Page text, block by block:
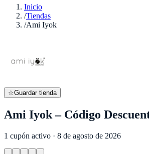
Inicio
/Tiendas
/Ami Iyok
☆Guardar tienda
Ami Iyok – Código
1 cupón activo · 8 de agosto de 2026